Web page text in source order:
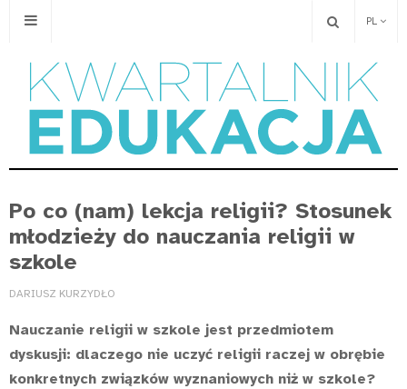
PL
Po co (nam) lekcja religii? Stosunek
młodzieży do nauczania religii w
szkole
DARIUSZ KURZYDŁO
Nauczanie religii w szkole jest przedmiotem
dyskusji: dlaczego nie uczyć religii raczej w obrębie
konkretnych związków wyznaniowych niż w szkole?